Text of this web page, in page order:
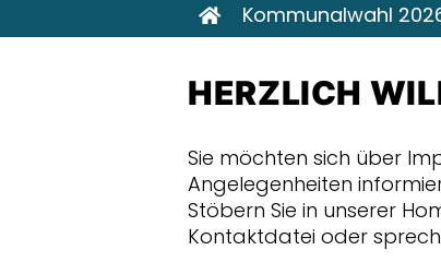
Kommunalwahl
HERZLICH
Sie möchten sich über
Angelegenheiten
Stöbern Sie in unserer
Kontaktdatei oder